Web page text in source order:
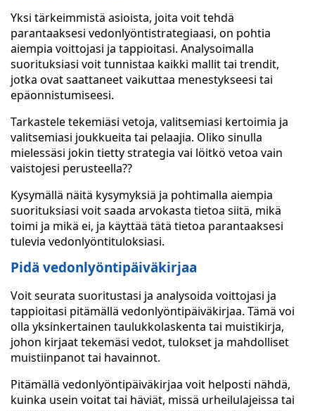
Yksi tärkeimmistä asioista, joita voit tehdä
parantaaksesi vedonlyöntistrategiaasi, on pohtia
aiempia voittojasi ja tappioitasi. Analysoimalla
suorituksiasi voit tunnistaa kaikki mallit tai trendit,
jotka ovat saattaneet vaikuttaa menestykseesi tai
epäonnistumiseesi.
Tarkastele tekemiäsi vetoja, valitsemiasi kertoimia ja
valitsemiasi joukkueita tai pelaajia. Oliko sinulla
mielessäsi jokin tietty strategia vai löitkö vetoa vain
vaistojesi perusteella??
Kysymällä näitä kysymyksiä ja pohtimalla aiempia
suorituksiasi voit saada arvokasta tietoa siitä, mikä
toimi ja mikä ei, ja käyttää tätä tietoa parantaaksesi
tulevia vedonlyöntituloksiasi.
Pidä vedonlyöntipäiväkirjaa
Voit seurata suoritustasi ja analysoida voittojasi ja
tappioitasi pitämällä vedonlyöntipäiväkirjaa. Tämä voi
olla yksinkertainen taulukkolaskenta tai muistikirja,
johon kirjaat tekemäsi vedot, tulokset ja mahdolliset
muistiinpanot tai havainnot.
Pitämällä vedonlyöntipäiväkirjaa voit helposti nähdä,
kuinka usein voitat tai häviät, missä urheilulajeissa tai